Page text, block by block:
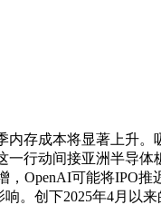
存成本将显著上升。
行动间接亚洲半导
OpenAI可能将IPO推
。创下2025年4月以